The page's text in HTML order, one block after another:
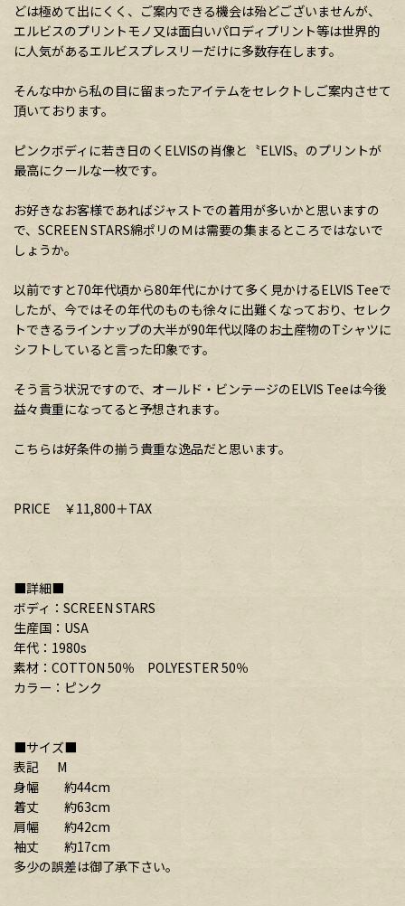
どは極めて出にくく、ご案内できる機会は殆どございませんが、
エルビスのプリントモノ又は面白いパロディプリント等は世界的
に人気があるエルビスプレスリーだけに多数存在します。
そんな中から私の目に留まったアイテムをセレクトしご案内させて
頂いております。
ピンクボディに若き日のくELVISの肖像と〝ELVIS〟のプリントが
最高にクールな一枚です。
お好きなお客様であればジャストでの着用が多いかと思いますの
で、SCREEN STARS綿ポリのＭは需要の集まるところではないで
しょうか。
以前ですと70年代頃から80年代にかけて多く見かけるELVIS Teeで
したが、今ではその年代のものも徐々に出難くなっており、セレク
トできるラインナップの大半が90年代以降のお土産物のTシャツに
シフトしていると言った印象です。
そう言う状況ですので、オールド・ビンテージのELVIS Teeは今後
益々貴重になってると予想されます。
こちらは好条件の揃う貴重な逸品だと思います。
PRICE ￥11,800＋TAX
■詳細■
ボディ：SCREEN STARS
生産国：USA
年代：1980s
素材：COTTON 50％ POLYESTER 50％
カラー：ピンク
■サイズ■
表記 M
身幅 約44cm
着丈 約63cm
肩幅 約42cm
袖丈 約17cm
多少の誤差は御了承下さい。